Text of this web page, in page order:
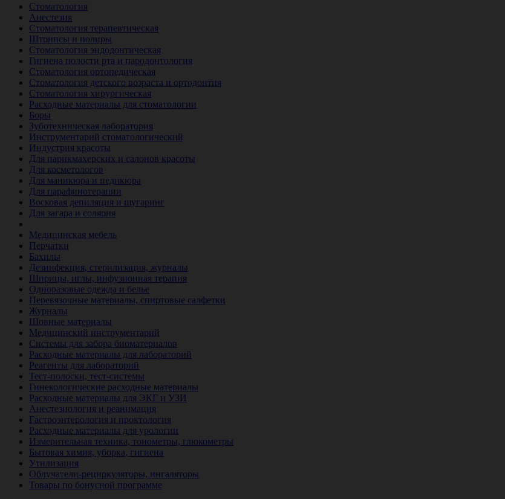
Стоматология
Анестезия
Стоматология терапевтическая
Штрипсы и полиры
Стоматология эндодонтическая
Гигиена полости рта и пародонтология
Стоматология ортопедическая
Стоматология детского возраста и ортодонтия
Стоматология хирургическая
Расходные материалы для стоматологии
Боры
Зуботехническая лаборатория
Инструментарий стоматологический
Индустрия красоты
Для парикмахерских и салонов красоты
Для косметологов
Для маникюра и педикюра
Для парафинотерапии
Восковая депиляция и шугаринг
Для загара и солярия
Медицинская мебель
Перчатки
Бахилы
Дезинфекция, стерилизация, журналы
Шприцы, иглы, инфузионная терапия
Одноразовые одежда и белье
Перевязочные материалы, спиртовые салфетки
Журналы
Шовные материалы
Медицинский инструментарий
Системы для забора биоматериалов
Расходные материалы для лабораторий
Реагенты для лабораторий
Тест-полоски, тест-системы
Гинекологические расходные материалы
Расходные материалы для ЭКГ и УЗИ
Анестезиология и реанимация
Гастроэнтерология и проктология
Расходные материалы для урологии
Измерительная техника, тонометры, глюкометры
Бытовая химия, уборка, гигиена
Утилизация
Облучатели-рециркуляторы, ингаляторы
Товары по бонусной программе